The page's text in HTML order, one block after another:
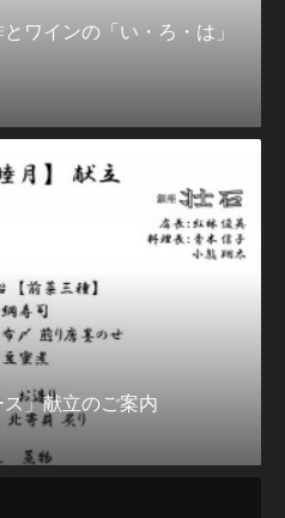
ワインの「い・ろ・は」
」献立のご案内